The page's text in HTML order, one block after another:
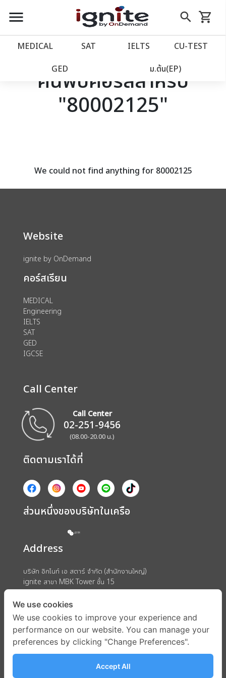
close
account_balance หน้าแรก
เว็บไซต์อิกไนท์
โปรโมชั่น
assignment ลงทะเบียน
menu search
Skip
to
shopping_cart
รถเข็น
MEDICAL SAT IELTS CU‑TEST
GED ม.ต้น(EP)
ค้นพบคอร์สสำหรับ
"80002125"
We could not find anything for 80002125
Website
ignite by OnDemand
คอร์สเรียน
MEDICAL
Engineering
IELTS
SAT
GED
IGCSE
Call Center
Call Center
02-251-9456
(08.00-20.00 น.)
ติดตามเราได้ที่
ส่วนหนึ่งของบริษัทในเครือ
Address
บริษัท อิกไนท์ เอ สตาร์ จำกัด (สำนักงานใหญ่)
ignite สาขา MBK Tower ชั้น 15
ถนนพญาไท แขวงวังใหม่ เขตปทุมวัน กรุงเทพมหานคร 10330
We use cookies
We use cookies to improve your experience and
performance on our website. You can manage your
preferences by clicking "Change Preferences".
Accept All